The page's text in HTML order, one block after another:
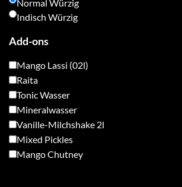
Normal Würzig
Indisch Würzig
Add-ons
Mango Lassi (02l)
Raita
Tonic Wasser
Mineralwasser
Vanille-Milchshake 2l
Mixed Pickles
Mango Chutney